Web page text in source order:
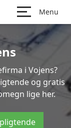
Menu
i Vojens?
og gratis
lige her.